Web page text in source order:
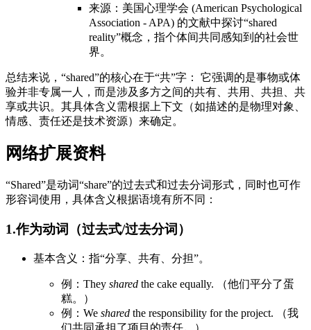
来源：美国心理学会 (American Psychological
Association - APA) 的文献中探讨“shared
reality”概念，指个体间共同感知到的社会世
界。
总结来说，“shared”的核心在于“共”字： 它强调的是事物或体
验并非专属一人，而是涉及多方之间的共有、共用、共担、共
享或共识。其具体含义需根据上下文（如描述的是物理对象、
情感、责任还是技术资源）来确定。
网络扩展资料
“Shared”是动词“share”的过去式和过去分词形式，同时也可作
形容词使用，具体含义根据语境有所不同：
1.作为动词（过去式/过去分词）
基本含义：指“分享、共有、分担”。
例：They shared the cake equally. （他们平分了蛋
糕。）
例：We shared the responsibility for the project. （我
们共同承担了项目的责任。）